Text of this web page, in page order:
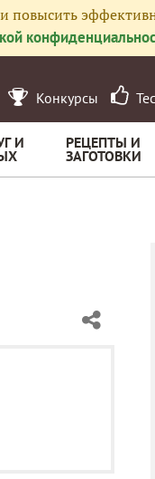
повысить
Конкурсы
И РЕЦЕПТЫ И
ЗАГОТОВКИ